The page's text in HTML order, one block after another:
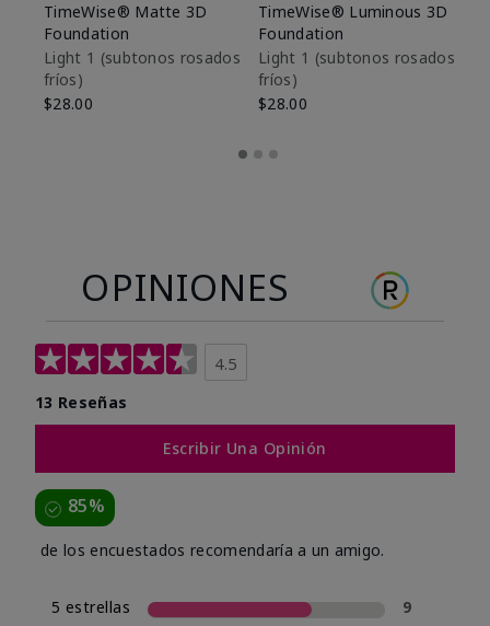
TimeWise® Matte 3D
Foundation
Light 1​ (subtonos rosados
fríos)
$28.00
TimeWise® Luminous 3D
Foundation
Light 1​ (subtonos rosados
fríos)
$28.00
OPINIONES
4.5
13 Reseñas
Escribir Una Opinión
85%
de los encuestados recomendaría a un amigo.
5 estrellas
9